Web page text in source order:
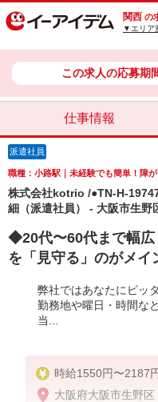
関西 の
▼エリア
この求人の応募期
仕事情報
派遣社員
職種：小路駅｜未経験でも簡単！障
株式会社kotrio /●TN-H-
細（派遣社員） - 大阪市生野
◆20代〜60代まで幅
を「見守る」のがメ
弊社ではあなたにピッ
勤務地や曜日・時間な
当...
時給1550円〜2187
全支給(ガソリン代含
大阪府大阪市生野区